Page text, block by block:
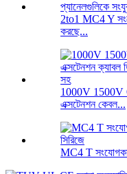
2to1 MC4 Y
করছে...
1000V 1500V
এক্সটেনশন কেবল...
MC4 T